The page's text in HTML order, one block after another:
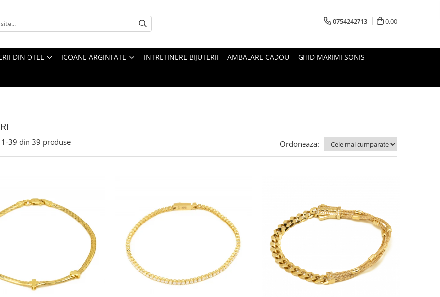
0754242713 0,00
DIN OTEL ICOANE ARGINTATE INTRETINERE BIJUTERII AMBALARE CADOU GHID MARIMI SONIS
1-39 din 39 produse Ordoneaza: